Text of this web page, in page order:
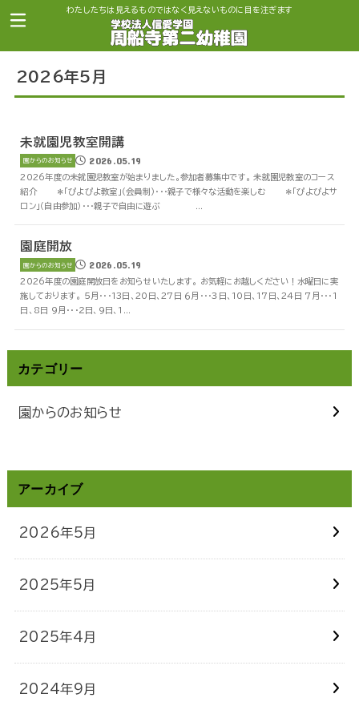
わたしたちは見えるものではなく見えないものに目を注ぎます
2026年5月
未就園児教室開講
園からのお知らせ 2026.05.19
2026年度の未就園児教室が始まりました。参加者募集中です。 未就園児教室のコース
紹介 ＊「ぴよぴよ教室」（会員制）・・・親子で様々な活動を楽しむ ＊「ぴよぴよサ
ロン」（自由参加）・・・親子で自由に遊ぶ ...
園庭開放
園からのお知らせ 2026.05.19
2026年度の園庭開放日をお知らせいたします。 お気軽にお越しください！水曜日に実
施しております。 ５月・・・13日、20日、27日 ６月・・・３日、10日、17日、24日 ７月・・・1
日、8日 ９月・・・２日、９日、1...
カテゴリー
園からのお知らせ
アーカイブ
2026年5月
2025年5月
2025年4月
2024年9月